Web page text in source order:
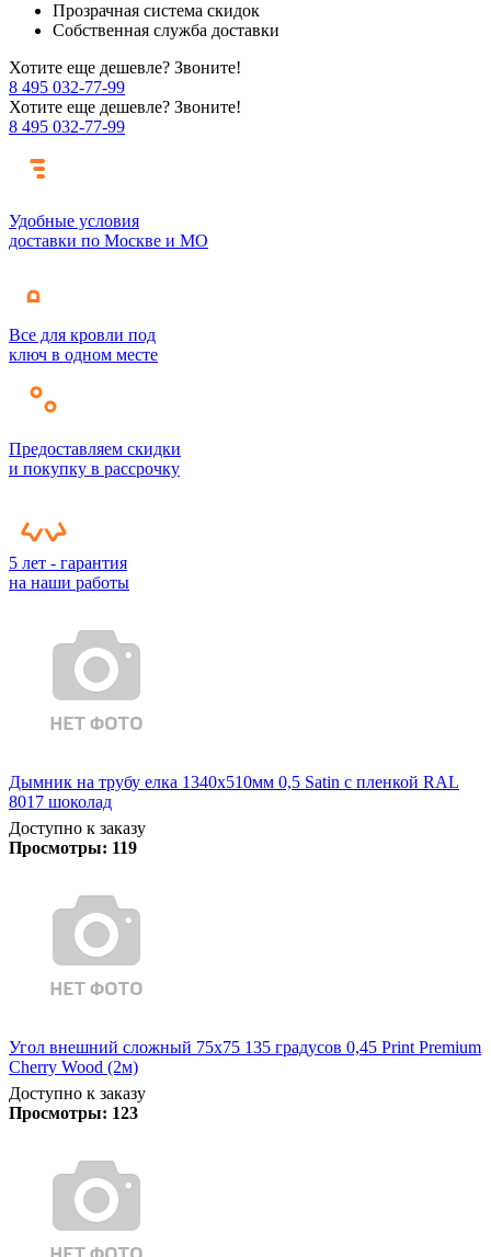
Прозрачная система скидок
Собственная служба доставки
Хотите еще дешевле? Звоните!
8 495 032-77-99
Хотите еще дешевле? Звоните!
8 495 032-77-99
Удобные условия
доставки по Москве и МО
Все для кровли под
ключ в одном месте
Предоставляем скидки
и покупку в рассрочку
5 лет - гарантия
на наши работы
Дымник на трубу елка 1340х510мм 0,5 Satin с пленкой RAL
8017 шоколад
Доступно к заказу
Просмотры: 119
Угол внешний сложный 75х75 135 градусов 0,45 Print Premium
Cherry Wood (2м)
Доступно к заказу
Просмотры: 123